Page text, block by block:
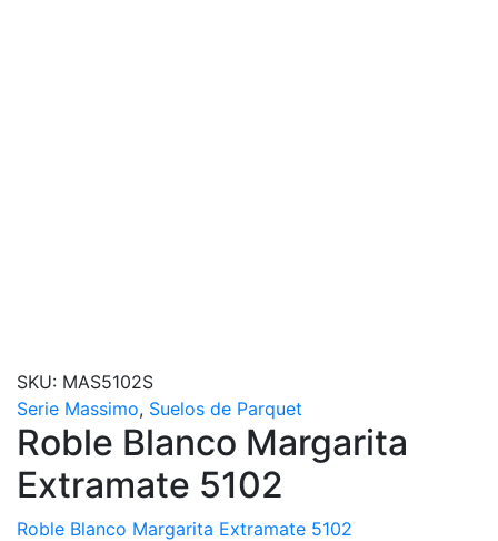
SKU: MAS5102S
Serie Massimo, Suelos de Parquet
Roble Blanco Margarita
Extramate 5102
Roble Blanco Margarita Extramate 5102